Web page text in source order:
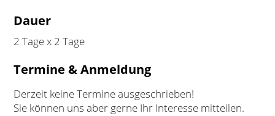
Dauer
2 Tage x 2 Tage
Termine & Anmeldung
Derzeit keine Termine ausgeschrieben!
Sie können uns aber gerne Ihr Interesse mitteilen.